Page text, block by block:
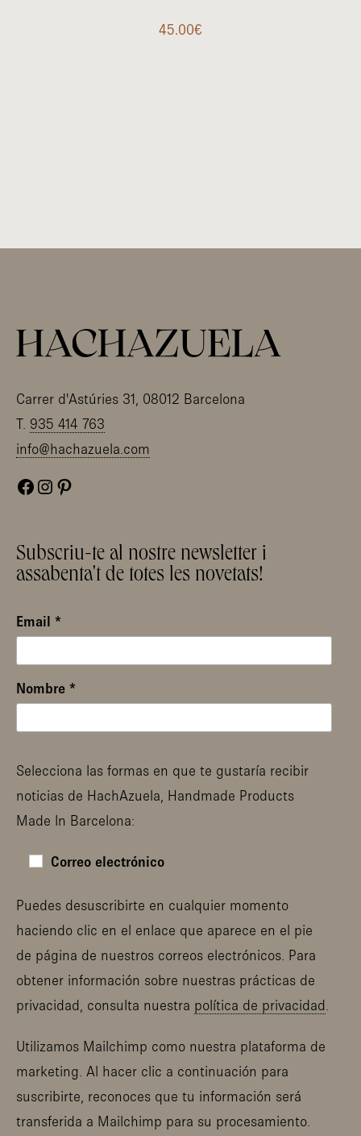
45.00€
Carrer d'Astúries 31, 08012 Barcelona
T. 935 414 763
info@hachazuela.com
Facebook
Instagram
Pinterest
Subscriu-te al nostre newsletter i
assabenta't de totes les novetats!
Email *
Nombre *
Selecciona las formas en que te gustaría recibir
noticias de HachAzuela, Handmade Products
Made In Barcelona:
Correo electrónico
Puedes desuscribirte en cualquier momento
haciendo clic en el enlace que aparece en el pie
de página de nuestros correos electrónicos. Para
obtener información sobre nuestras prácticas de
privacidad, consulta nuestra política de privacidad
Utilizamos Mailchimp como nuestra plataforma de
marketing. Al hacer clic a continuación para
suscribirte, reconoces que tu información será
transferida a Mailchimp para su procesamiento.